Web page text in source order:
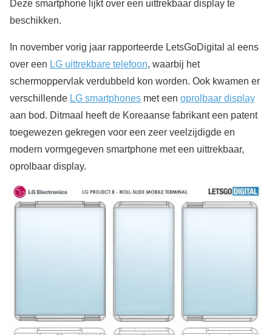
Deze smartphone lijkt over een uittrekbaar display te
beschikken.
In november vorig jaar rapporteerde LetsGoDigital al eens
over een LG uittrekbare telefoon, waarbij het
schermoppervlak verdubbeld kon worden. Ook kwamen er
verschillende LG smartphones met een oprolbaar display
aan bod. Ditmaal heeft de Koreaanse fabrikant een patent
toegewezen gekregen voor een zeer veelzijdigde en
modern vormgegeven smartphone met een uittrekbaar,
oprolbaar display.